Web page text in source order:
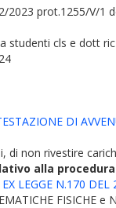
2023 prot.1255/V/1
studenti cls e dott ric
DI
di non rivestire
alla
LEGGE N.170
FISICHE e